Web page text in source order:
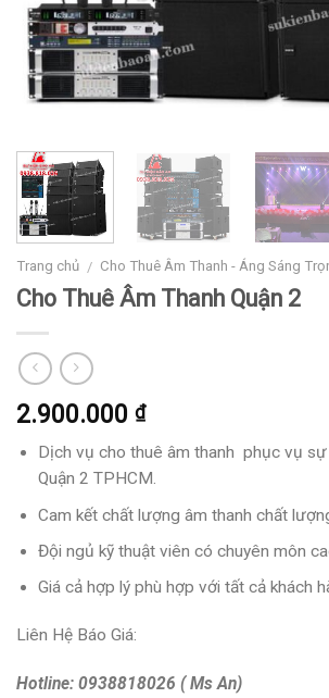
Trang chủ / Cho Thuê Âm Thanh - Áng Sáng
Cho Thuê Âm Thanh Quận 2
2.900.000 ₫
Dịch vụ cho thuê âm thanh phục vụ sự
Quận 2 TPHCM.
Cam kết chất lượng âm thanh chất
Đội ngủ kỹ thuật viên có chuyên môn
Giá cả hợp lý phù hợp với tất cả khách
Liên Hệ Báo Giá:
Hotline: 0938818026 ( Ms An)